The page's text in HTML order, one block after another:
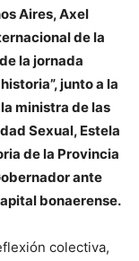
Aires, Axel
de la
la jornada
junto a la
ministra de las
Sexual, Estela
de la Provincia
ante
bonaerense.
colectiva,